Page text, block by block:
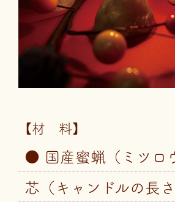
【材 料】
● 国産蜜蝋（ミツロ
芯（キャンドルの長